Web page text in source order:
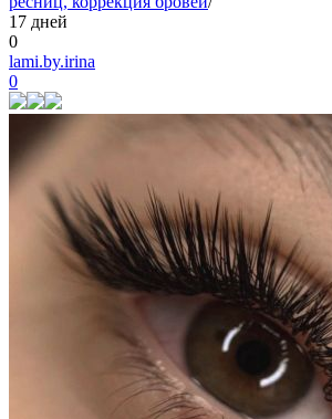
17 дней
0
lami.by.irina
0